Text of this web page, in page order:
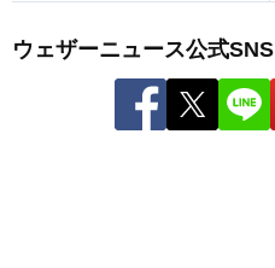
ウェザーニュース公式SNS